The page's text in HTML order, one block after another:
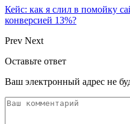
Кейс: как я слил в помойку
конверсией 13%?
Prev Next
Оставьте ответ
Ваш электронный адрес не